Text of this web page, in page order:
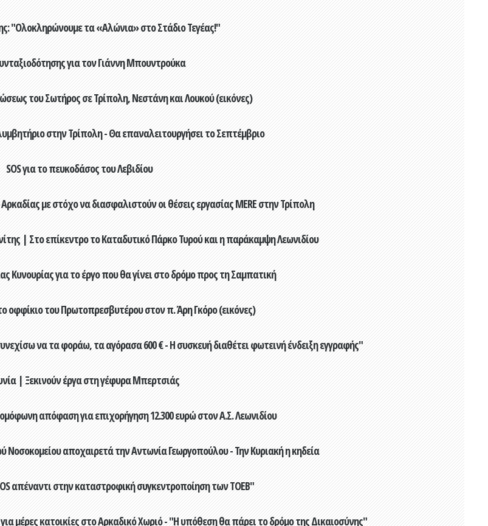
"Ολοκληρώνουμε τα «Αλώνια» στο Στάδιο Τεγέας!"
για τον Γιάννη Μπουντρούκα
του Σωτήρος σε Τρίπολη, Νεστάνη και Λουκού (εικόνες)
στην Τρίπολη - Θα επαναλειτουργήσει το Σεπτέμβριο
SOS για το πευκοδάσος του Λεβιδίου
με στόχο να διασφαλιστούν οι θέσεις εργασίας MERE στην Τρίπολη
| Στο επίκεντρο το Καταδυτικό Πάρκο Τυρού και η παράκαμψη Λεωνιδίου
Κυνουρίας για το έργο που θα γίνει στο δρόμο προς τη Σαμπατική
οφφίκιο του Πρωτοπρεσβυτέρου στον π. Άρη Γκόρο (εικόνες)
να τα φοράω, τα αγόρασα 600 € - Η συσκευή διαθέτει φωτεινή ένδειξη εγγραφής"
| Ξεκινούν έργα στη γέφυρα Μπερτσιάς
απόφαση για επιχορήγηση 12.300 ευρώ στον Α.Σ. Λεωνιδίου
Νοσοκομείου αποχαιρετά την Αντωνία Γεωργοπούλου - Την Κυριακή η κηδεία
απέναντι στην καταστροφική συγκεντροποίηση των ΤΟΕΒ"
μέρες κατοικίες στο Αρκαδικό Χωριό - "Η υπόθεση θα πάρει το δρόμο της Δικαιοσύνης"